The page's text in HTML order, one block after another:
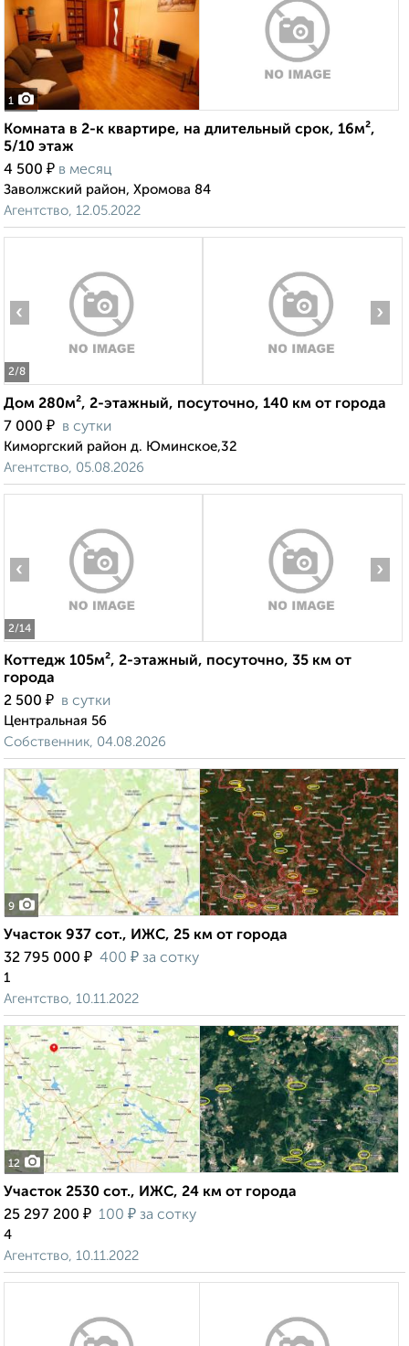
1
Комната в 2-к квартире, на длительный срок, 16м²,
5/10 этаж
4 500 ₽ в месяц
Заволжский район, Хромова 84
Агентство, 12.05.2022
2/8
‹ ›
Дом 280м², 2-этажный, посуточно, 140 км от города
7 000 ₽ в сутки
Киморгский район д. Юминское,32
Агентство, 05.08.2026
2/14
‹ ›
Коттедж 105м², 2-этажный, посуточно, 35 км от
города
2 500 ₽ в сутки
Центральная 56
Собственник, 04.08.2026
9
Участок 937 сот., ИЖС, 25 км от города
32 795 000 ₽ 400 ₽ за сотку
1
Агентство, 10.11.2022
12
Участок 2530 сот., ИЖС, 24 км от города
25 297 200 ₽ 100 ₽ за сотку
4
Агентство, 10.11.2022